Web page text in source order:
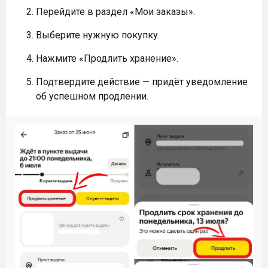
Перейдите в раздел «Мои заказы».
Выберите нужную покупку.
Нажмите «Продлить хранение».
Подтвердите действие — придёт уведомление
об успешном продлении.